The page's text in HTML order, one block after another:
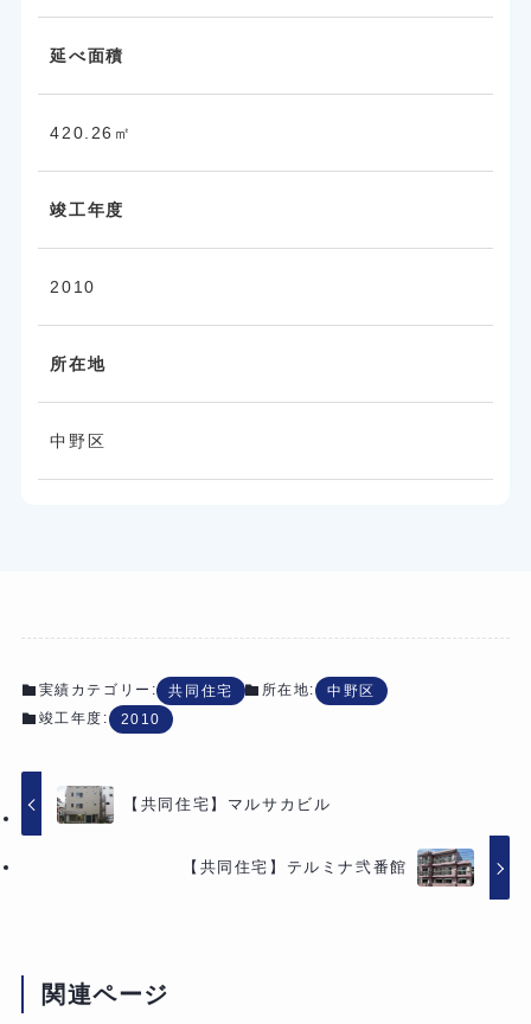
延べ面積
420.26㎡
竣工年度
2010
所在地
中野区
実績カテゴリー: 共同住宅 所在地:
中野区
竣工年度:
2010
【共同住宅】マルサカビル
【共同住宅】テルミナ弐番館
関連ページ